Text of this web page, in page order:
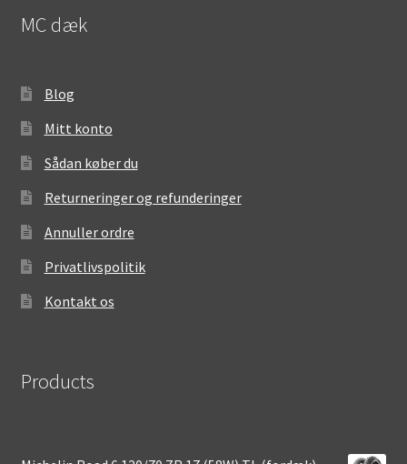
MC dæk
Blog
Mitt konto
Sådan køber du
Returneringer og refunderinger
Annuller ordre
Privatlivspolitik
Kontakt os
Products